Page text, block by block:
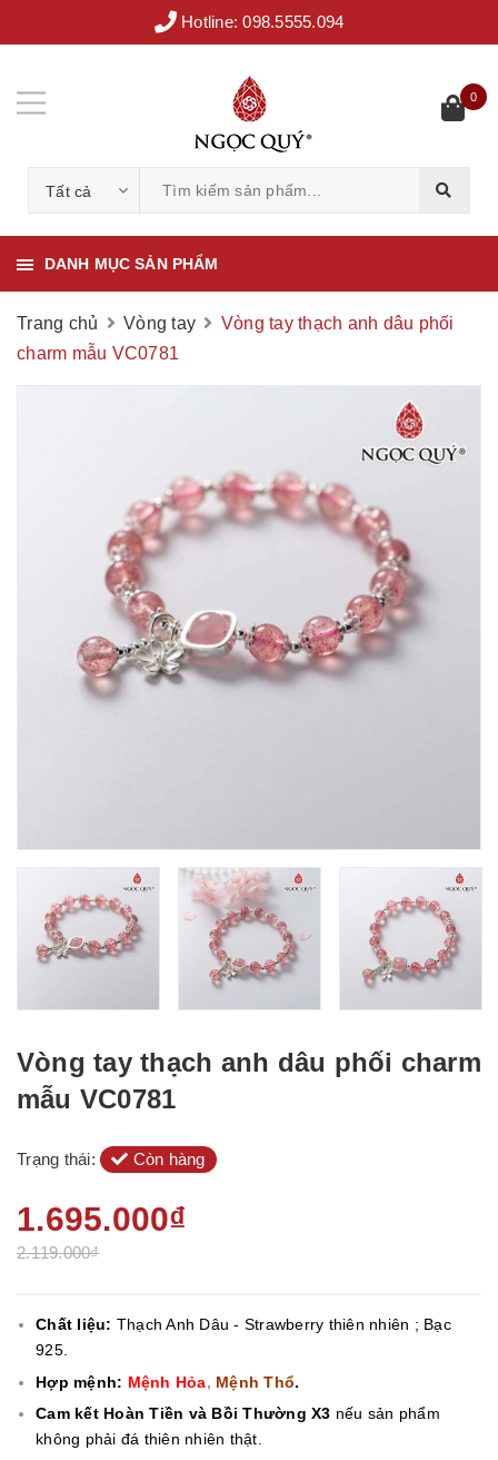
Hotline:098.5555.094
Tất cả
0
DANH MỤC SẢN PHẨM
Trang chủ Vòng tay
Vòng tay thạch anh dâu phối
charm mẫu VC0781
Vòng tay thạch anh dâu phối charm
mẫu VC0781
Trạng thái: Còn hàng
1.695.000₫
2.119.000₫
Chất liệu: Thạch Anh Dâu - Strawberry thiên nhiên ; Bạc
925.
Hợp mệnh: Mệnh Hỏa, Mệnh Thổ.
Cam kết Hoàn Tiền và Bồi Thường X3 nếu sản phẩm
không phải đá thiên nhiên thật.